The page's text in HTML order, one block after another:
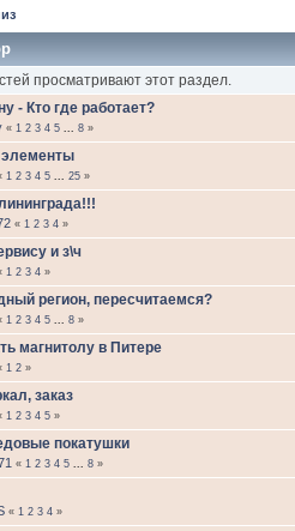
просматривают этот раздел.
- Кто где работает?
« 1 2 3 4 5 ... 8»
1 2 3 4 5 ... 25»
« 1 2 3 4»
и з\ч
1 2 3 4»
регион, пересчитаемся?
1 2 3 4 5 ... 8»
магнитолу в Питере
1 2»
заказ
1 2 3 4 5»
покатушки
« 1 2 3 4 5 ... 8»
« 1 2 3 4»